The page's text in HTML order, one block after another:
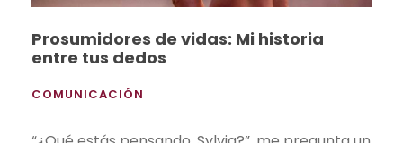
Prosumidores de vidas: Mi historia
entre tus dedos
COMUNICACIÓN